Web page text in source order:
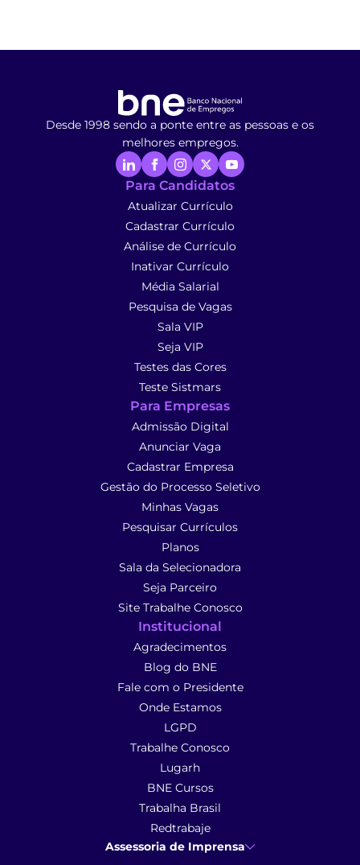
Desde 1998 sendo a ponte entre as pessoas e os
melhores empregos.
Para Candidatos
Atualizar Currículo
Cadastrar Currículo
Análise de Currículo
Inativar Currículo
Média Salarial
Pesquisa de Vagas
Sala VIP
Seja VIP
Testes das Cores
Teste Sistmars
Para Empresas
Admissão Digital
Anunciar Vaga
Cadastrar Empresa
Gestão do Processo Seletivo
Minhas Vagas
Pesquisar Currículos
Planos
Sala da Selecionadora
Seja Parceiro
Site Trabalhe Conosco
Institucional
Agradecimentos
Blog do BNE
Fale com o Presidente
Onde Estamos
LGPD
Trabalhe Conosco
Lugarh
BNE Cursos
Trabalha Brasil
Redtrabaje
Assessoria de Imprensa